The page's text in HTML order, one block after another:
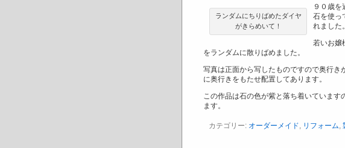
ランダムにちりばめたダイヤ
がきらめいて！
９０歳
石を使っ
れました。
若いお嬢
をランダムに散りばめました。
写真は正面から写したものですので奥行き
に奥行きをもたせ配置してあります。
この作品は石の色が紫と落ち着いていま
ます。
カテゴリー: オーダーメイド, リフォーム,